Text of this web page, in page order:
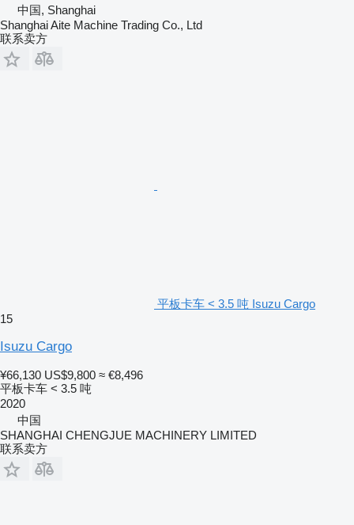
中国, Shanghai
Shanghai Aite Machine Trading Co., Ltd
联系卖方
平板卡车 < 3.5 吨 Isuzu Cargo
15
Isuzu Cargo
¥66,130 US$9,800 ≈ €8,496
平板卡车 < 3.5 吨
2020
中国
SHANGHAI CHENGJUE MACHINERY LIMITED
联系卖方